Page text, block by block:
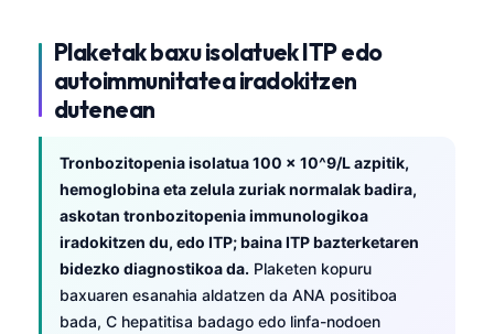
Plaketak baxu isolatuek ITP edo
autoimmunitatea iradokitzen
dutenean
Tronbozitopenia isolatua 100 × 10^9/L azpitik,
hemoglobina eta zelula zuriak normalak badira,
askotan tronbozitopenia immunologikoa
iradokitzen du, edo ITP; baina ITP bazterketaren
bidezko diagnostikoa da. Plaketen kopuru
baxuaren esanahia aldatzen da ANA positiboa
bada, C hepatitisa badago edo linfa-nodoen
Occitan
العربية المغربية
Afrikaans
Монгол
ພາສາລາວ
Basa Jawa
Cebuano
ئۇيغۇرچە